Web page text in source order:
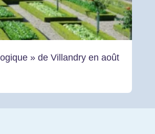
» de Villandry en août